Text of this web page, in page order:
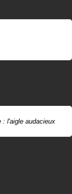
: l'aigle audacieux